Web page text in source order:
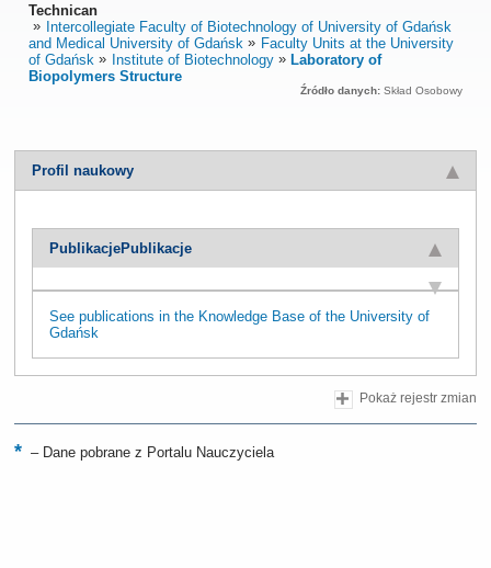
Technican
Intercollegiate Faculty of Biotechnology of University of Gdańsk
and Medical University of Gdańsk
Faculty Units at the University
of Gdańsk
Institute of Biotechnology
Laboratory of
Biopolymers Structure
Źródło danych: Skład Osobowy
Profil naukowy
PublikacjePublikacje
See publications in the Knowledge Base of the University of
Gdańsk
Pokaż rejestr zmian
–Dane pobrane z Portalu Nauczyciela